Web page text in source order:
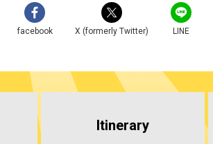
facebook X (formerly Twitter) LINE
Itinerary